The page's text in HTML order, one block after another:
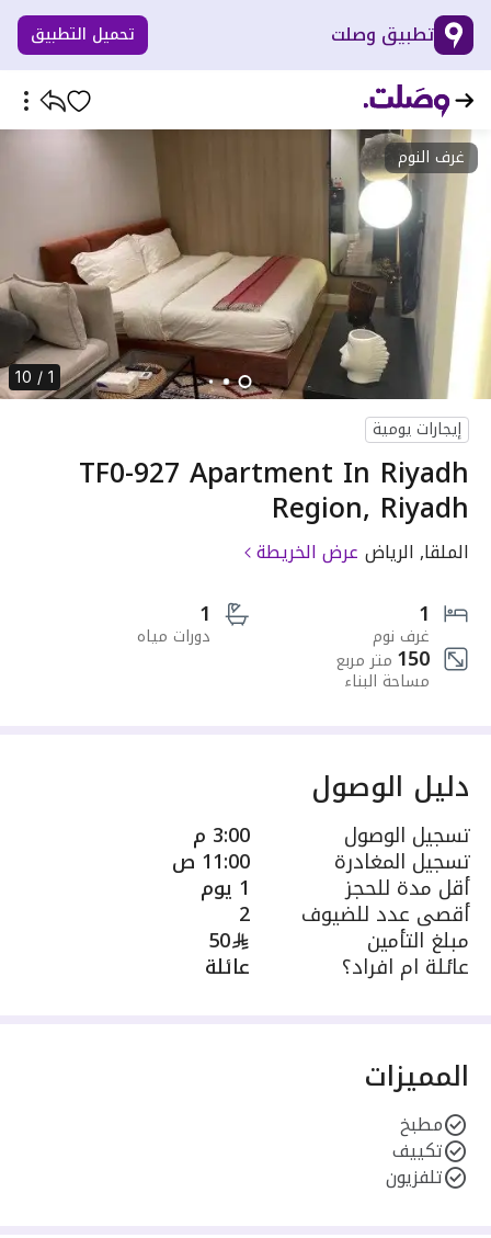
تطبيق وصلت تحميل التطبيق
غرف النوم
1 / 10
إيجارات يومية
TF0-927 Apartment In Riyadh
Region, Riyadh
الملقا, الرياض عرض الخريطة
1
غرف نوم
1
دورات مياه
150 متر مربع
مساحة البناء
دليل الوصول
تسجيل الوصول 3:00 م
تسجيل المغادرة 11:00 ص
أقل مدة للحجز 1 يوم
أقصى عدد للضيوف 2
مبلغ التأمين 50
عائلة ام افراد؟ عائلة
المميزات
مطبخ
تكييف
تلفزيون